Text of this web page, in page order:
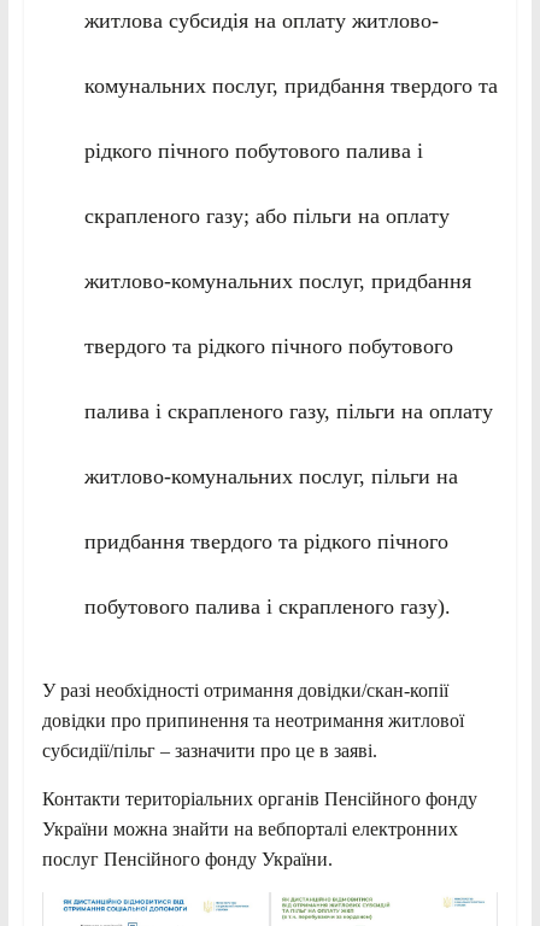
житлова субсидія на оплату житлово-
комунальних послуг, придбання твердого та
рідкого пічного побутового палива і
скрапленого газу; або пільги на оплату
житлово-комунальних послуг, придбання
твердого та рідкого пічного побутового
палива і скрапленого газу, пільги на оплату
житлово-комунальних послуг, пільги на
придбання твердого та рідкого пічного
побутового палива і скрапленого газу).
У разі необхідності отримання довідки/скан-копії
довідки про припинення та неотримання житлової
субсидії/пільг – зазначити про це в заяві.
Контакти територіальних органів Пенсійного фонду
України можна знайти на вебпорталі електронних
послуг Пенсійного фонду України.